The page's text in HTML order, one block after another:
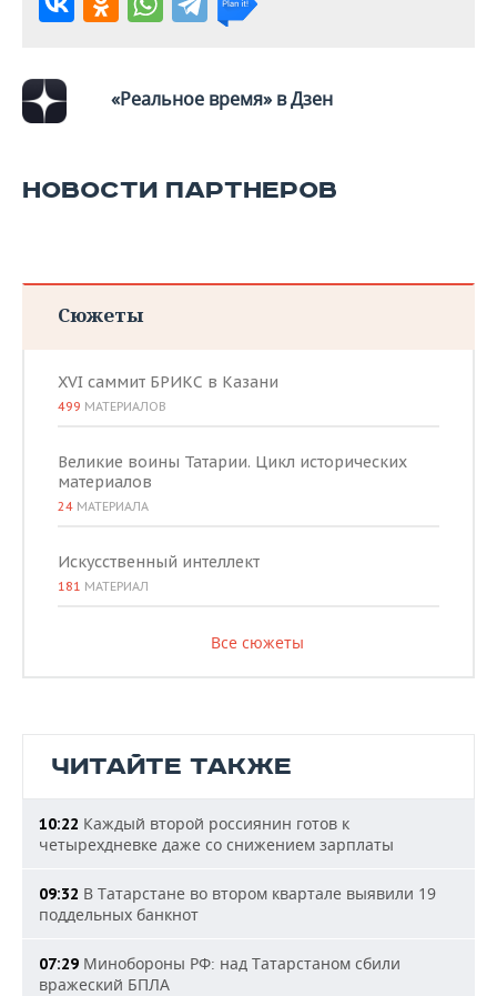
«Реальное время» в Дзен
НОВОСТИ ПАРТНЕРОВ
Сюжеты
XVI саммит БРИКС в Казани
499 МАТЕРИАЛОВ
Великие воины Татарии. Цикл исторических
материалов
24 МАТЕРИАЛА
Искусственный интеллект
181 МАТЕРИАЛ
Все сюжеты
ЧИТАЙТЕ ТАКЖЕ
10:22 Каждый второй россиянин готов к
четырехдневке даже со снижением зарплаты
09:32 В Татарстане во втором квартале выявили 19
поддельных банкнот
07:29 Минобороны РФ: над Татарстаном сбили
вражеский БПЛА